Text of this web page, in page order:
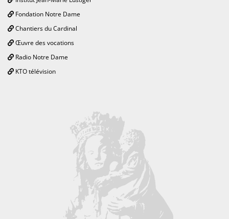
Fondation Notre Dame
Chantiers du Cardinal
Œuvre des vocations
Radio Notre Dame
KTO télévision